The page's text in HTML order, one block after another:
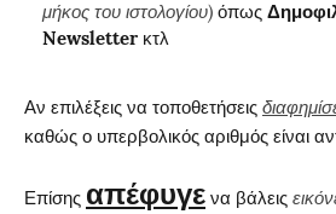
μήκος του ιστολογίου) όπως
Newsletter κτλ
Αν επιλέξεις να τοποθετήσεις
καθώς ο υπερβολικός αριθμός είναι
Επίσης απέφυγε να βάλεις